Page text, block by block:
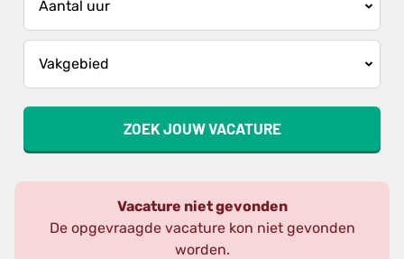
ZOEK JOUW VACATURE
Vacature niet gevonden
De opgevraagde vacature kon niet gevonden
worden.